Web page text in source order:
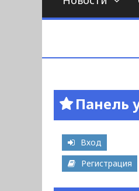
Панель
Вход
Регистрация